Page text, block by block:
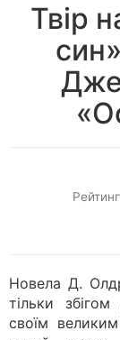
Твір
Новела Д.
тільки
своїм